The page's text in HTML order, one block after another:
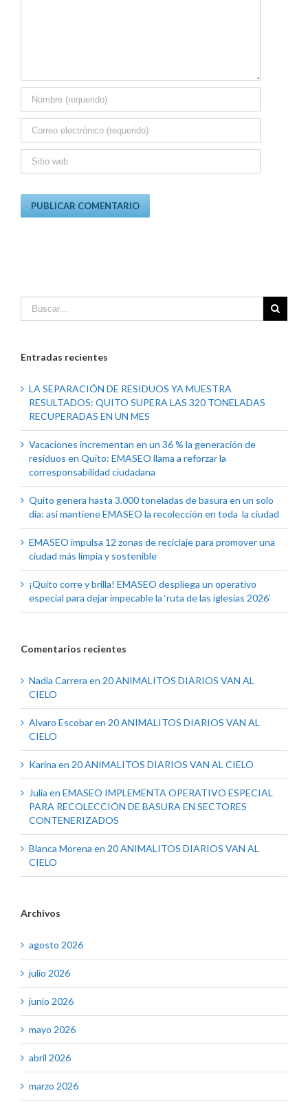
Entradas recientes
LA SEPARACIÓN DE RESIDUOS YA MUESTRA
RESULTADOS: QUITO SUPERA LAS 320 TONELADAS
RECUPERADAS EN UN MES
Vacaciones incrementan en un 36 % la generación de
residuos en Quito: EMASEO llama a reforzar la
corresponsabilidad ciudadana
Quito genera hasta 3.000 toneladas de basura en un solo
día: así mantiene EMASEO la recolección en toda la ciudad
EMASEO impulsa 12 zonas de reciclaje para promover una
ciudad más limpia y sostenible
¡Quito corre y brilla! EMASEO despliega un operativo
especial para dejar impecable la ‘ruta de las iglesias 2026’
Comentarios recientes
Nadia Carrera en 20 ANIMALITOS DIARIOS VAN AL
CIELO
Alvaro Escobaren 20 ANIMALITOS DIARIOS VAN AL
CIELO
Karina en 20 ANIMALITOS DIARIOS VAN AL CIELO
Julia en EMASEO IMPLEMENTA OPERATIVO ESPECIAL
PARA RECOLECCIÓN DE BASURA EN SECTORES
CONTENERIZADOS
Blanca Morena en 20 ANIMALITOS DIARIOS VAN AL
CIELO
Archivos
agosto 2026
julio 2026
junio 2026
mayo 2026
abril 2026
marzo 2026